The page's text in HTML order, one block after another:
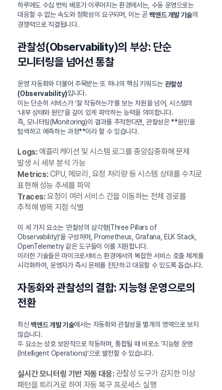
하루에도 수십 번씩 배포가 이루어지는 환경에서는, 수동 운영으로는
대응할 수 없는 속도와 정확성이 요구되며, 이는 곧 백엔드 개발 기술의
경쟁력으로 직결됩니다.
관찰성(Observability)의 부상: 단순
모니터링을 넘어선 통찰
운영 자동화와 더불어 주목받는 또 하나의 핵심 키워드는관찰성
(Observability)입니다.
이는 단순히 서비스가 ‘잘 작동하는가’를 보는 차원을 넘어, 시스템의
‘내부 상태와 원인’을 깊이 있게 파악하는 능력을 의미합니다.
즉, 모니터링(Monitoring)이 결과를 추적한다면, 관찰성은 **원인을
탐색하고 예측하는 과정**이라 할 수 있습니다.
Logs:애플리케이션 및 시스템 로그를 중앙집중화해 문제
발생 시 세부 분석 가능
Metrics:CPU, 메모리, 요청 처리량 등 시스템 상태를 수치로
표현해 성능 추세를 파악
Traces:요청이 여러 서비스 간을 이동하는 전체 경로를
추적해 병목 지점 식별
이 세 가지 요소는 ‘관찰성의 삼각형(Three Pillars of
Observability)’을 구성하며, Prometheus, Grafana, ELK Stack,
OpenTelemetry 같은 도구들이 이를 지원합니다.
이러한 기술들은 마이크로서비스 환경에서의 복잡한 서비스 호출 체계를
시각화하여, 운영자가 즉시 문제를 진단하고 대응할 수 있도록 돕습니다.
자동화와 관찰성의 결합: 지능형 운영으로의
전환
최신 백엔드 개발 기술에서는 자동화와 관찰성을 별개의 영역으로 보지
않습니다.
두 요소는 상호 보완적으로 작동하며, 통합될 때 비로소 ‘지능형 운영
(Intelligent Operations)’으로 발전할 수 있습니다.
실시간 모니터링 기반 자동 대응:관찰성 도구가 감지한 이상
패턴을 트리거로 하여 자동 복구 프로세스 실행